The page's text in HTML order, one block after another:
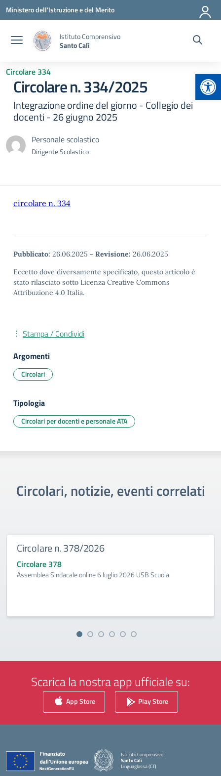
Vai ai contenuti
Vai al menu di navigazione
Vai al footer
Ministero dell'Istruzione e del Merito
Istituto Comprensivo
Santo Calì
Circolare 334
Circolare n. 334/2025
Integrazione ordine del giorno - Collegio dei
docenti - 26 giugno 2025
Personale scolastico
Dirigente Scolastico
circolare n. 334
Pubblicato: 26.06.2025 - Revisione: 26.06.2025
Eccetto dove diversamente specificato, questo articolo è
stato rilasciato sotto Licenza Creative Commons
Attribuzione 4.0 Italia.
Stampa / Condividi
Argomenti
Circolari
Tipologia
Circolari per docenti e personale ATA
Circolari, notizie, eventi correlati
Circolare n. 378/2026
Circolare 378
Assemblea Sindacale online 6 luglio 2026 USB Scuola
Scarica la nostra app ufficiale su:
App Store Play Store
Istituto Comprensivo
Santo Calì
Linguaglossa (CT)
— Visita la pagina iniziale della scuola